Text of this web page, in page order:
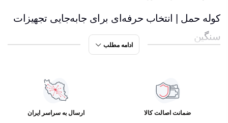
کوله حمل | انتخاب حرفه‌ای برای جابه‌جایی تجهیزات
سنگین
که در برنامه‌های طبیعت‌گردی، سفرهای فنی، کوهنوردی
تخصصی یا فعالیت‌های نیازمند حمل بار شرکت می‌کنند. این نوع
کوله با هدف جابه‌جایی بهتر، ایمن‌تر و راحت‌تر بارهای سنگین
ادامه مطلب
ضمانت اصالت کالا ارسال به سراسر ایران